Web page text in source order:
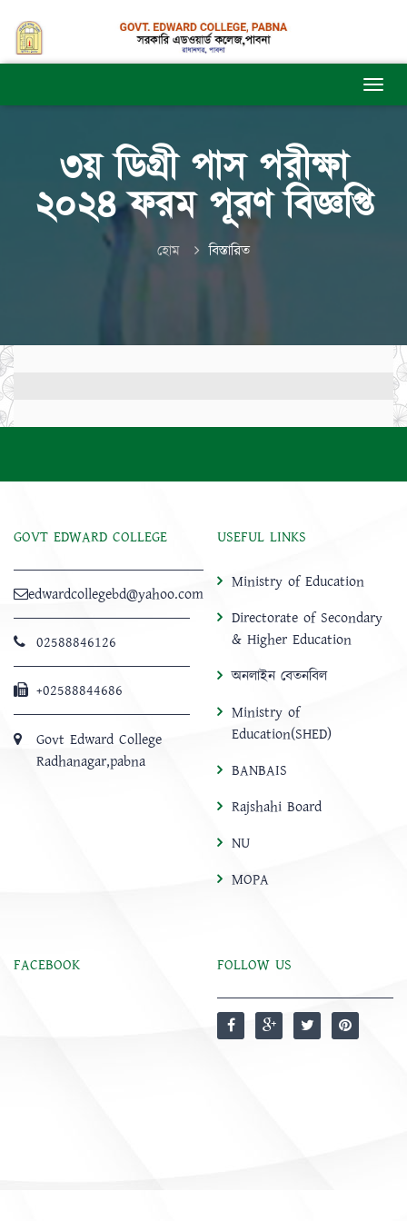
৩য় ডিগ্রী পাস পরীক্ষা
২০২৪ ফরম পূরণ বিজ্ঞপ্তি
হোম বিস্তারিত
GOVT EDWARD COLLEGE
edwardcollegebd@yahoo.com
02588846126
+02588844686
Govt Edward College
Radhanagar,pabna
USEFUL LINKS
Ministry of Education
Directorate of Secondary
& Higher Education
অনলাইন বেতনবিল
Ministry of
Education(SHED)
BANBAIS
Rajshahi Board
NU
MOPA
FACEBOOK FOLLOW US